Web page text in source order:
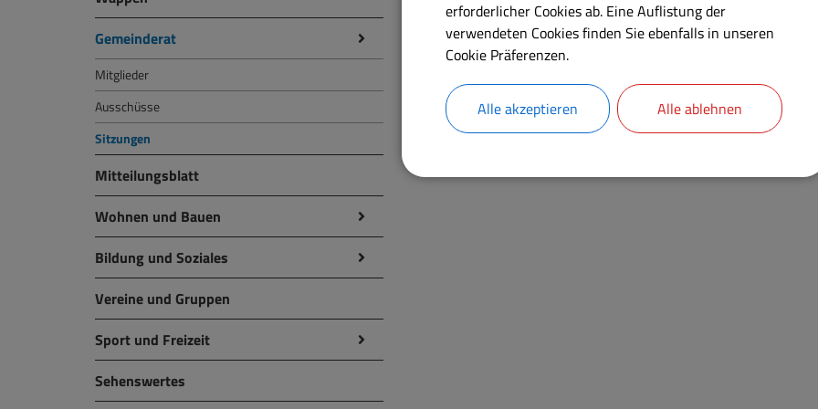
Gemeinderat
Mitglieder
Ausschüsse
Sitzungen
Mitteilungsblatt
Wohnen und Bauen
Bildung und Soziales
Vereine und Gruppen
Sport und Freizeit
Sehenswertes
Hier finden Sie die geplanten
Bürgerinformationssystem
erforderlicher Cookies ab. Eine Auflistung der
verwendeten Cookies finden Sie ebenfalls in unseren
Cookie Präferenzen.
Alle akzeptieren Alle ablehnen